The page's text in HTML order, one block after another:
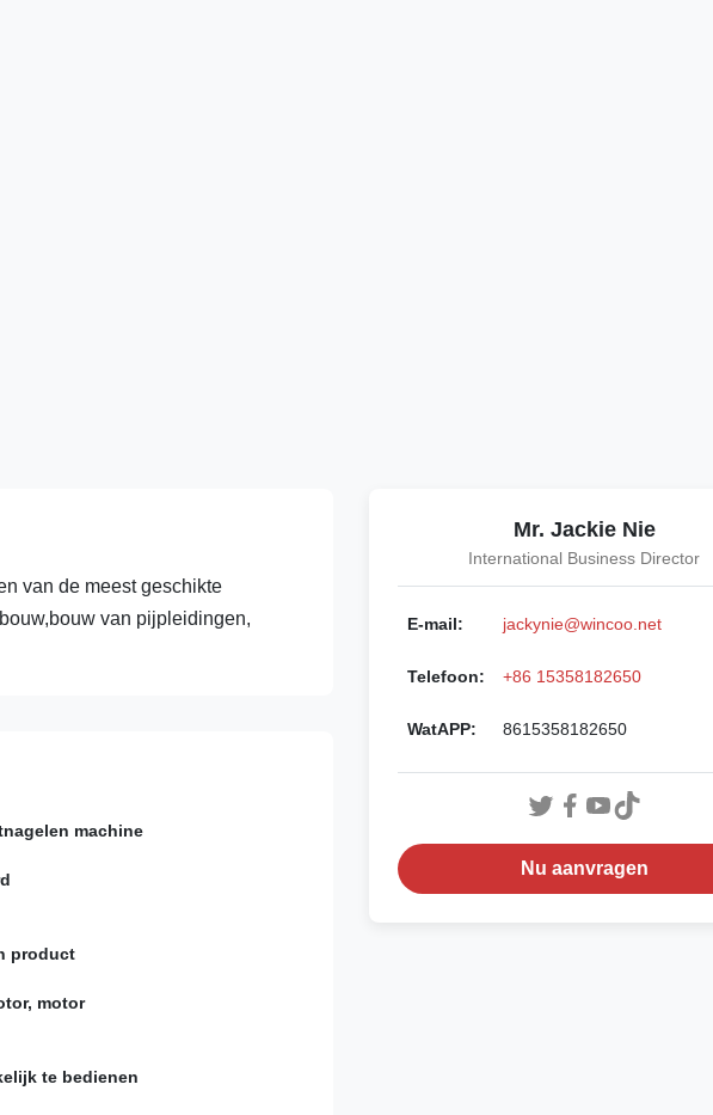
van de meest geschikte
van pijpleidingen,
machine
product
motor
te bedienen
Mr. Jackie Nie
International Business Director
E-mail: jackynie@wincoo.net
Telefoon: +86 15358182650
WatAPP: 8615358182650
Nu aanvragen